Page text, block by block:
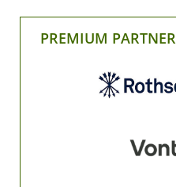
PREMIUM PARTNER